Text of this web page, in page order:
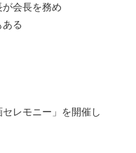
が会長を務め
る
セレモニー」を開催し